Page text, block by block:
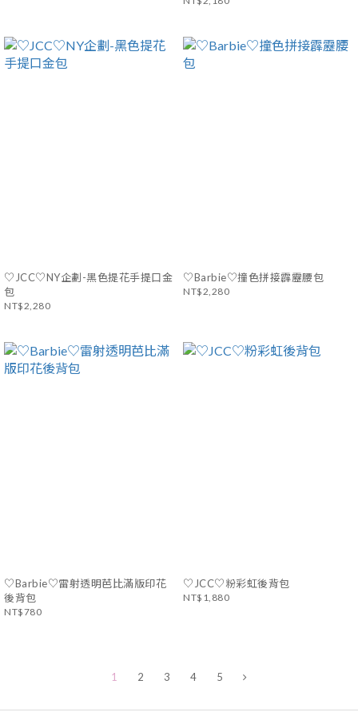
♡JCC♡NY企劃-黑色提花手提口金
包
NT$2,280
♡Barbie♡撞色拼接霹靂腰包
NT$2,280
♡Barbie♡雷射透明芭比滿版印花
後背包
NT$780
♡JCC♡粉彩虹後背包
NT$1,880
1 2 3 4 5